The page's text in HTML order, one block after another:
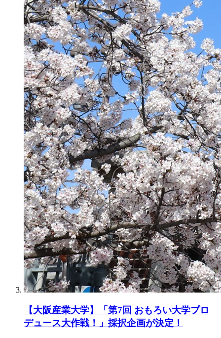
【大阪産業大学】「第7回 おもろい大学プロ
デュース大作戦！」採択企画が決定！